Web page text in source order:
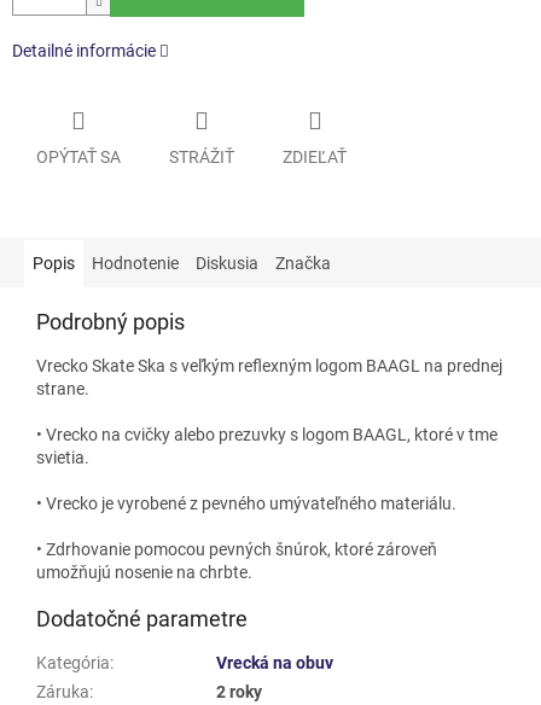
Detailné informácie
OPÝTAŤ SA STRÁŽIŤ ZDIEĽAŤ
Popis Hodnotenie Diskusia Značka
Podrobný popis
Vrecko Skate Ska s veľkým reflexným logom BAAGL na prednej
strane.
• Vrecko na cvičky alebo prezuvky s logom BAAGL, ktoré v tme
svietia.
• Vrecko je vyrobené z pevného umývateľného materiálu.
• Zdrhovanie pomocou pevných šnúrok, ktoré zároveň
umožňujú nosenie na chrbte.
Dodatočné parametre
Kategória:
Vrecká na obuv
Záruka:
2 roky